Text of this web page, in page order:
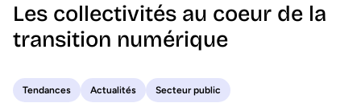
Les collectivités au coeur de la
transition numérique
Tendances Actualités
Secteur public